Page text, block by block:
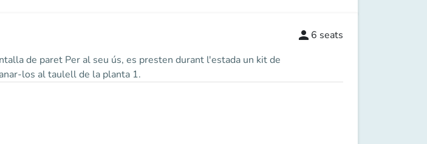
de paret Per al seu ús, es presten durant l'estada un kit de
los al taulell de la planta 1.
person 6 seats